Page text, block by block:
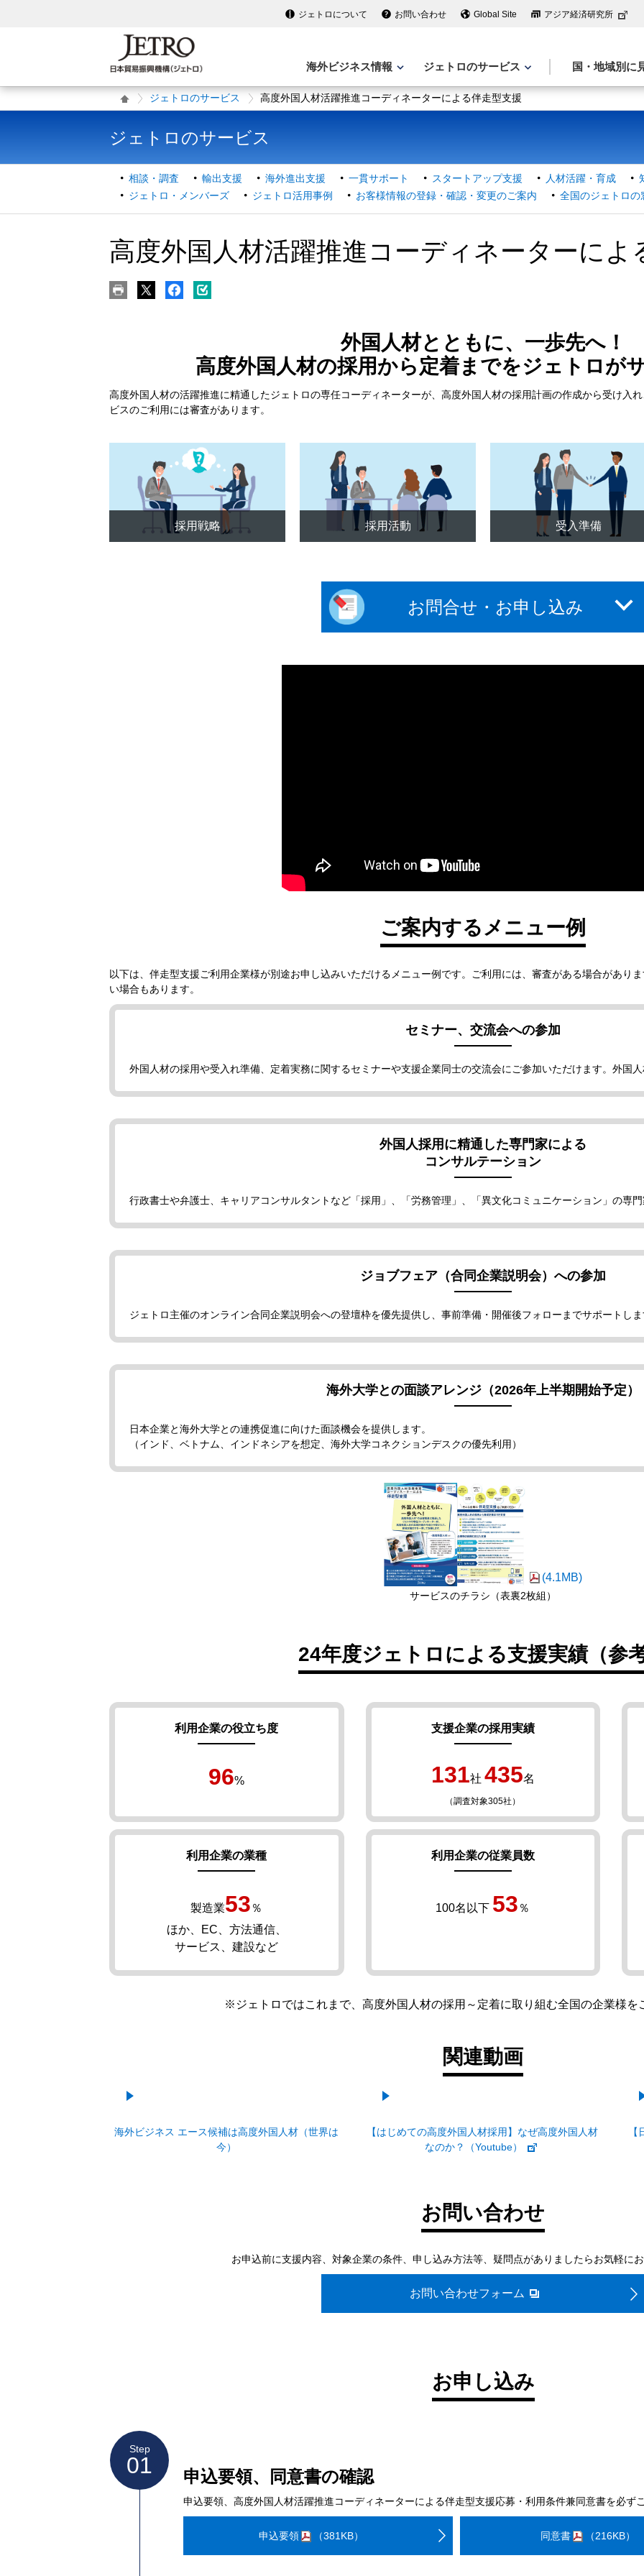
ジェトロについて お問い合わせ Global Site アジア経済研究所
海外ビジネス情報 ジェトロのサービス 国・地域別に
ジェトロのサービス 高度外国人材活躍推進コーディネーターによる伴走型支援
ジェトロのサービス
相談・調査 輸出支援 海外進出支援 一貫サポート スタートアップ支援 人材活躍・育成
ジェトロ・メンバーズ
ジェトロ活用事例 お客様情報の登録・確認・変更のご案内 全国のジェトロの
高度外国人材活躍推進コーディネーターによ
外国人材とともに、一歩先へ！
高度外国人材の採用から定着までをジェトロが
高度外国人材の活躍推進に精通したジェトロの専任コーディネーターが、高度外国人材の採用計画の作成から受け入
ビスのご利用には審査があります。
採用戦略 採用活動 受入準備
お問合せ・お申し込み
ご案内するメニュー例
以下は、伴走型支援ご利用企業様が別途お申し込みいただけるメニュー例です。ご利用には、審査がある場合があり
い場合もあります。
セミナー、交流会への参加
外国人材の採用や受入れ準備、定着実務に関するセミナーや支援企業同士の交流会にご参加いただけます。外国
外国人採用に精通した専門家による
コンサルテーション
行政書士や弁護士、キャリアコンサルタントなど「採用」、「労務管理」、「異文化コミュニケーション」の専
ジョブフェア（合同企業説明会）への参加
ジェトロ主催のオンライン合同企業説明会への登壇枠を優先提供し、事前準備・開催後フォローまでサポートし
海外大学との面談アレンジ（2026年上半期開始予定）
日本企業と海外大学との連携促進に向けた面談機会を提供します。
（インド、ベトナム、インドネシアを想定、海外大学コネクションデスクの優先利用）
(4.1MB)
サービスのチラシ（表裏2枚組）
24年度ジェトロによる支援実績（参
利用企業の役立ち度
96%
支援企業の採用実績
131社 435名
（調査対象305社）
利用企業の業種
製造業53 ％
ほか、EC、方法通信、
サービス、建設など
利用企業の従業員数
100名以下 53 ％
※ジェトロではこれまで、高度外国人材の採用～定着に取り組む全国の企業様を
関連動画
海外ビジネス エース候補は高度外国人材（世界は
今）
【はじめての高度外国人材採用】なぜ高度外国人材
なのか？（Youtube）
お問い合わせ
お申込前に支援内容、対象企業の条件、申し込み方法等、疑問点がありましたらお気軽に
お問い合わせフォーム
お申し込み
Step
01 申込要領、同意書の確認
申込要領、高度外国人材活躍推進コーディネーターによる伴走型支援応募・利用条件兼同意書を必ず
申込要領 （381KB） 同意書 （216KB）